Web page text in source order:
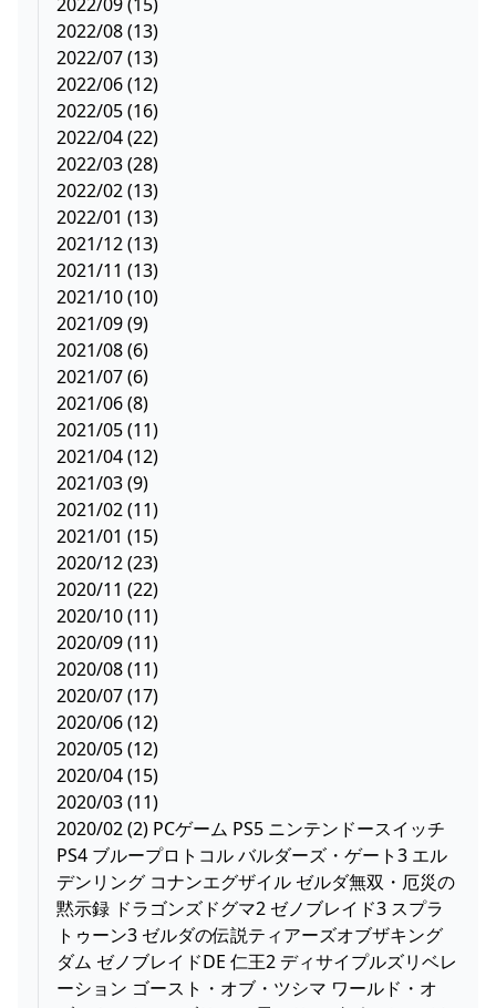
2022/08 (13)
2022/07 (13)
2022/06 (12)
2022/05 (16)
2022/04 (22)
2022/03 (28)
2022/02 (13)
2022/01 (13)
2021/12 (13)
2021/11 (13)
2021/10 (10)
2021/09 (9)
2021/08 (6)
2021/07 (6)
2021/06 (8)
2021/05 (11)
2021/04 (12)
2021/03 (9)
2021/02 (11)
2021/01 (15)
2020/12 (23)
2020/11 (22)
2020/10 (11)
2020/09 (11)
2020/08 (11)
2020/07 (17)
2020/06 (12)
2020/05 (12)
2020/04 (15)
2020/03 (11)
2020/02 (2) PCゲーム PS5 ニンテンドースイッチ
PS4 ブループロトコル バルダーズ・ゲート3 エル
デンリング コナンエグザイル ゼルダ無双・厄災の
黙示録 ドラゴンズドグマ2 ゼノブレイド3 スプラ
トゥーン3 ゼルダの伝説ティアーズオブザキング
ダム ゼノブレイドDE 仁王2 ディサイプルズリベレ
ーション ゴースト・オブ・ツシマ ワールド・オ